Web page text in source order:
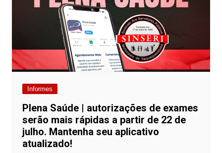
Informes
Plena Saúde | autorizações de exames
serão mais rápidas a partir de 22 de
julho. Mantenha seu aplicativo
atualizado!